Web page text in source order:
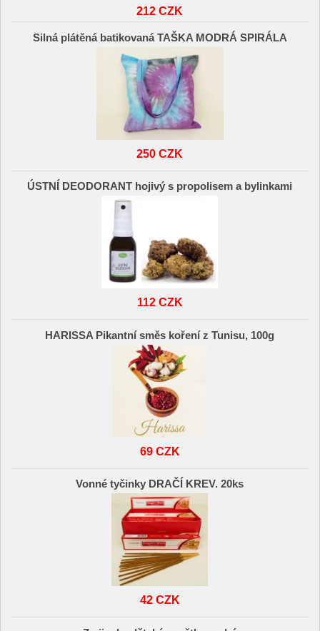
212 CZK
Silná plátěná batikovaná TAŠKA MODRÁ SPIRÁLA
250 CZK
ÚSTNÍ DEODORANT hojivý s propolisem a bylinkami
112 CZK
HARISSA Pikantní směs koření z Tunisu, 100g
69 CZK
Vonné tyčinky DRAČÍ KREV. 20ks
42 CZK